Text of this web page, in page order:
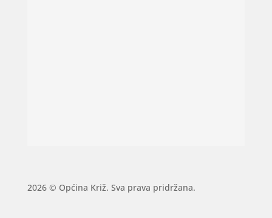
2026 © Općina Križ. Sva prava pridržana.